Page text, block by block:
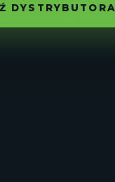
DYSTRYBUTORA